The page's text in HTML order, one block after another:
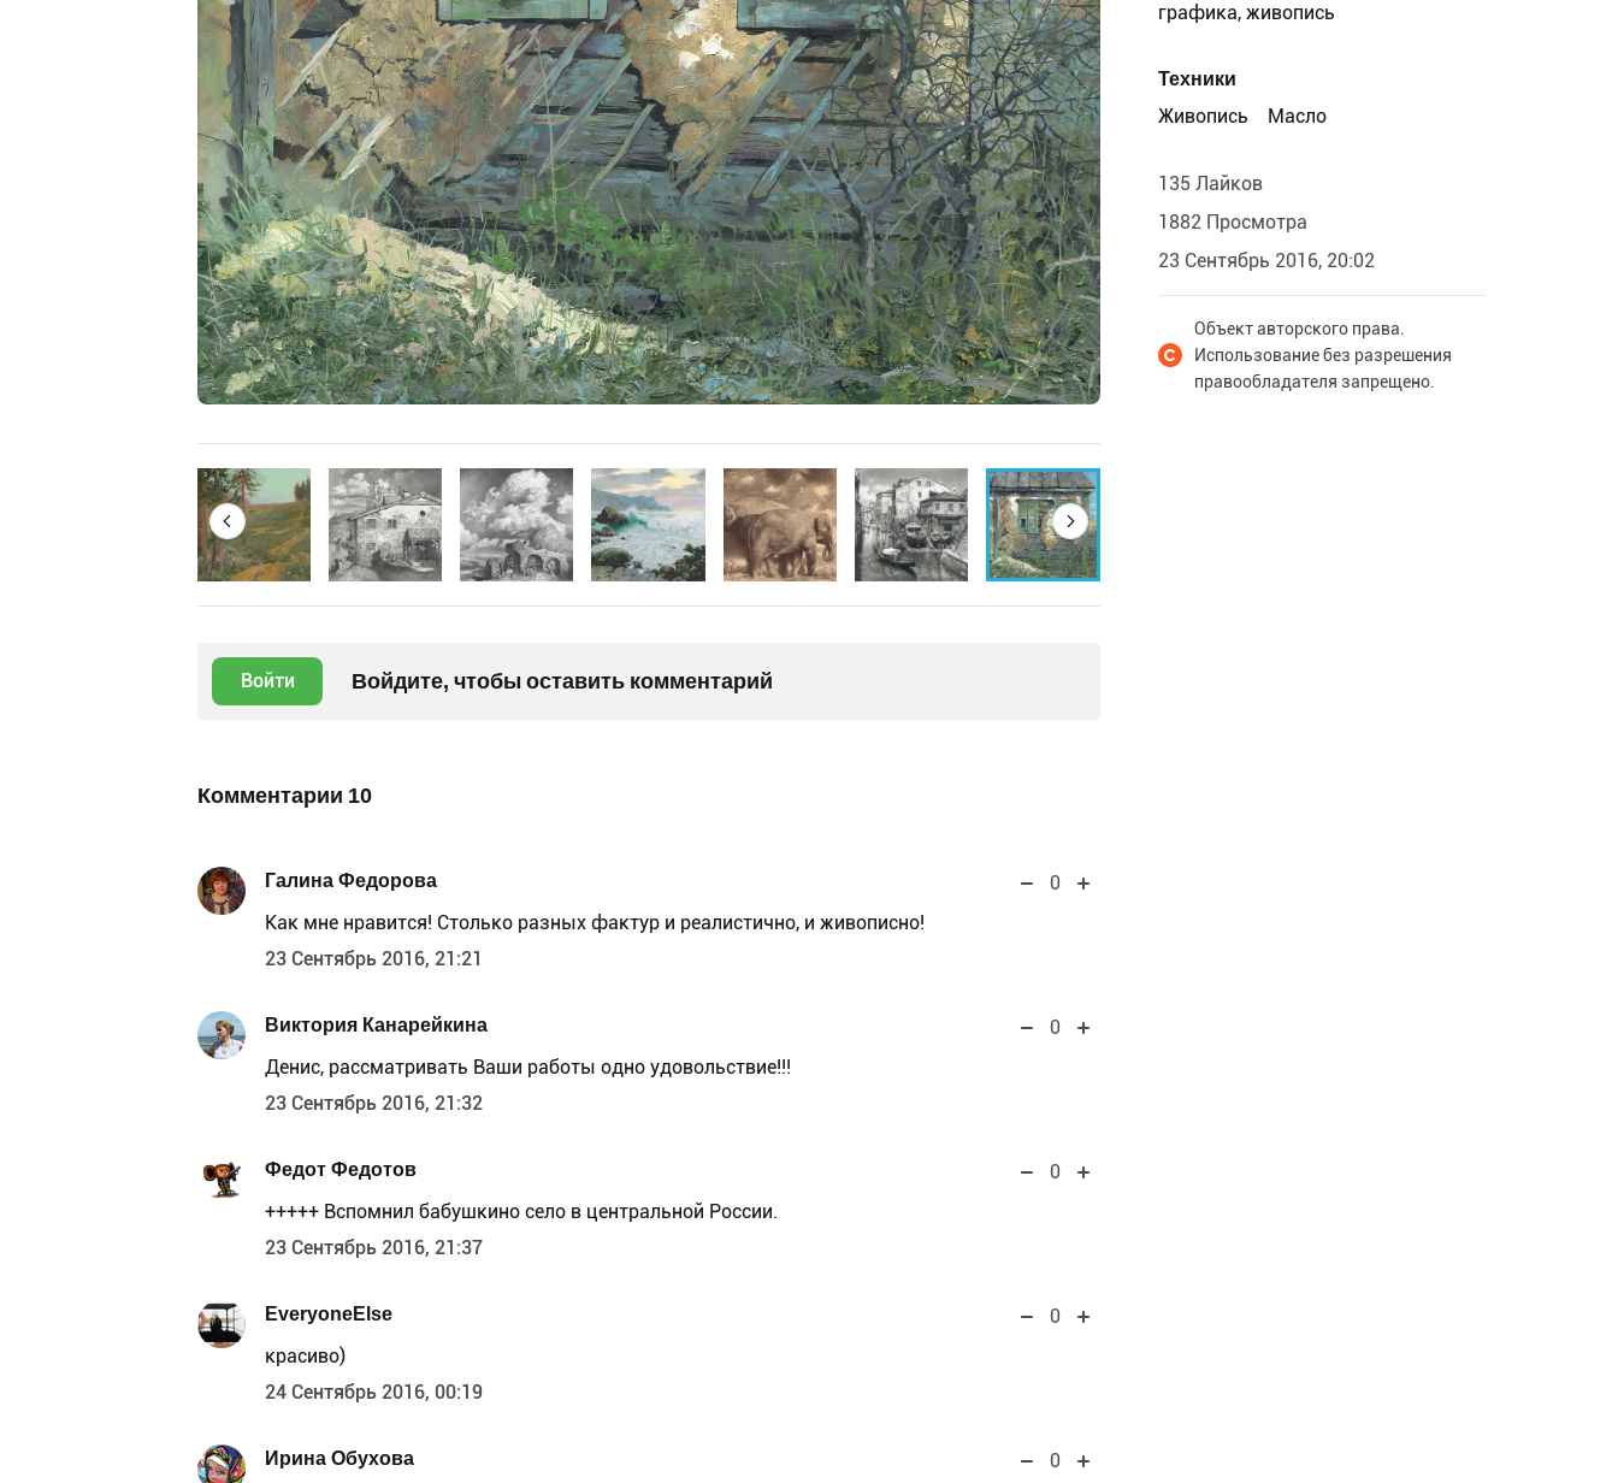
Войти Войдите, чтобы оставить комментарий
Комментарии 10
Галина Федорова
0
Как мне нравится! Столько разных фактур и реалистично, и живописно!
23 Сентябрь 2016, 21:21
Виктория Канарейкина
0
Денис, рассматривать Ваши работы одно удовольствие!!!
23 Сентябрь 2016, 21:32
Федот Федотов
0
+++++ Вспомнил бабушкино село в центральной России.
23 Сентябрь 2016, 21:37
EveryoneElse
0
красиво)
24 Сентябрь 2016, 00:19
Ирина Обухова
0
графика, живопись
Техники
Живопись
Масло
135 Лайков
1882 Просмотра
23 Сентябрь 2016, 20:02
Объект авторского права.
Использование без разрешения
правообладателя запрещено.